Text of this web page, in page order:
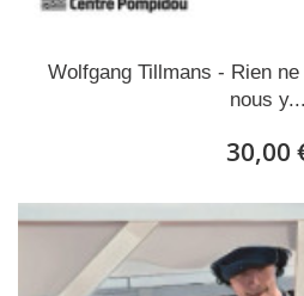
Wolfgang Tillmans - Rien
nous y...
30,00